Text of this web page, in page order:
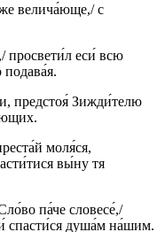
велича́юще,/ с
просвети́л еси́ всю
предстоя́ Зижди́телю
моля́ся,
вы́ну тя
па́че словесе́,/
спасти́ся душа́м на́шим.